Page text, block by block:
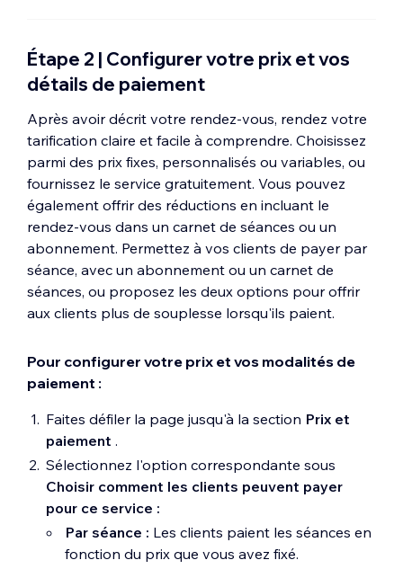
Étape 2 | Configurer votre prix et vos
détails de paiement
Après avoir décrit votre rendez-vous, rendez votre
tarification claire et facile à comprendre. Choisissez
parmi des prix fixes, personnalisés ou variables, ou
fournissez le service gratuitement. Vous pouvez
également offrir des réductions en incluant le
rendez-vous dans un carnet de séances ou un
abonnement. Permettez à vos clients de payer par
séance, avec un abonnement ou un carnet de
séances, ou proposez les deux options pour offrir
aux clients plus de souplesse lorsqu'ils paient.
Pour configurer votre prix et vos modalités de
paiement :
Faites défiler la page jusqu'à la section Prix et
paiement .
Sélectionnez l'option correspondante sous
Choisir comment les clients peuvent payer
pour ce service :
Par séance : Les clients paient les séances en
fonction du prix que vous avez fixé.